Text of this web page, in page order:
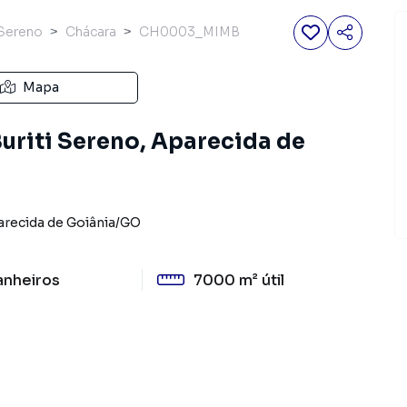
Chácara CH0003_MIMB
Mapa
Sereno, Aparecida de
de Goiânia/GO
7000 m² útil